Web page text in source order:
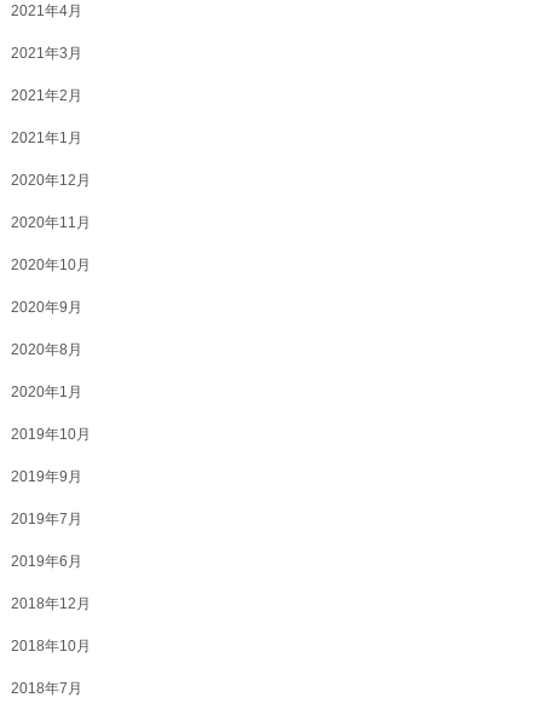
2021年4月
2021年3月
2021年2月
2021年1月
2020年12月
2020年11月
2020年10月
2020年9月
2020年8月
2020年1月
2019年10月
2019年9月
2019年7月
2019年6月
2018年12月
2018年10月
2018年7月